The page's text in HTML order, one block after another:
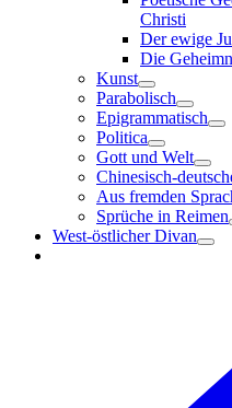
Christi
Der ewige
Die
Kunst
Parabolisch
Epigrammatisch
Politica
Gott und Welt
Chinesisch-
Aus fremden
Sprüche in Reimen
West-östlicher Divan